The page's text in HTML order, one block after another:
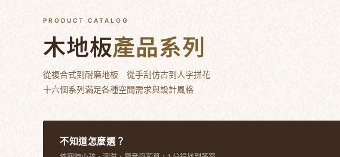
PRODUCT CATALOG
木地板產品系列
從複合式到耐磨地板 從手刮仿古到人字拼花
十六個系列滿足各種空間需求與設計風格
不知道怎麼選？